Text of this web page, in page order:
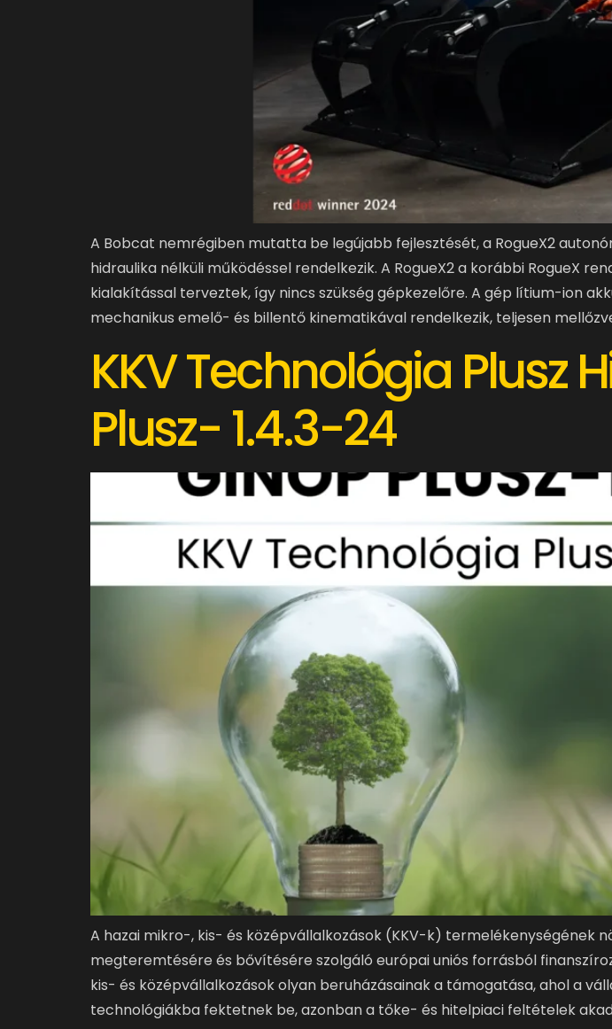
A Bobcat nemrégiben mutatta be legújabb fejlesztését, a RogueX2
hidraulika nélküli működéssel rendelkezik. A RogueX2 a korábbi RogueX
kialakítással terveztek, így nincs szükség gépkezelőre. A gép lítium-ion
mechanikus emelő- és billentő kinematikával rendelkezik, teljesen
KKV Technológia Plusz
Plusz- 1.4.3-24
A hazai mikro-, kis- és középvállalkozások (KKV-k) termelékenységének
megteremtésére és bővítésére szolgáló európai uniós forrásból
kis- és középvállalkozások olyan beruházásainak a támogatása, ahol a
technológiákba fektetnek be, azonban a tőke- és hitelpiaci feltételek